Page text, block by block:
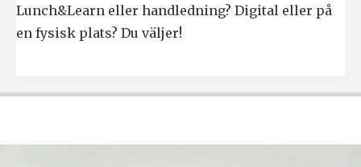
Lunch&Learn eller handledning? Digital eller på
en fysisk plats? Du väljer!